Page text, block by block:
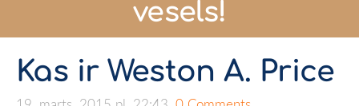
vesels!
Kas ir Weston A. Price